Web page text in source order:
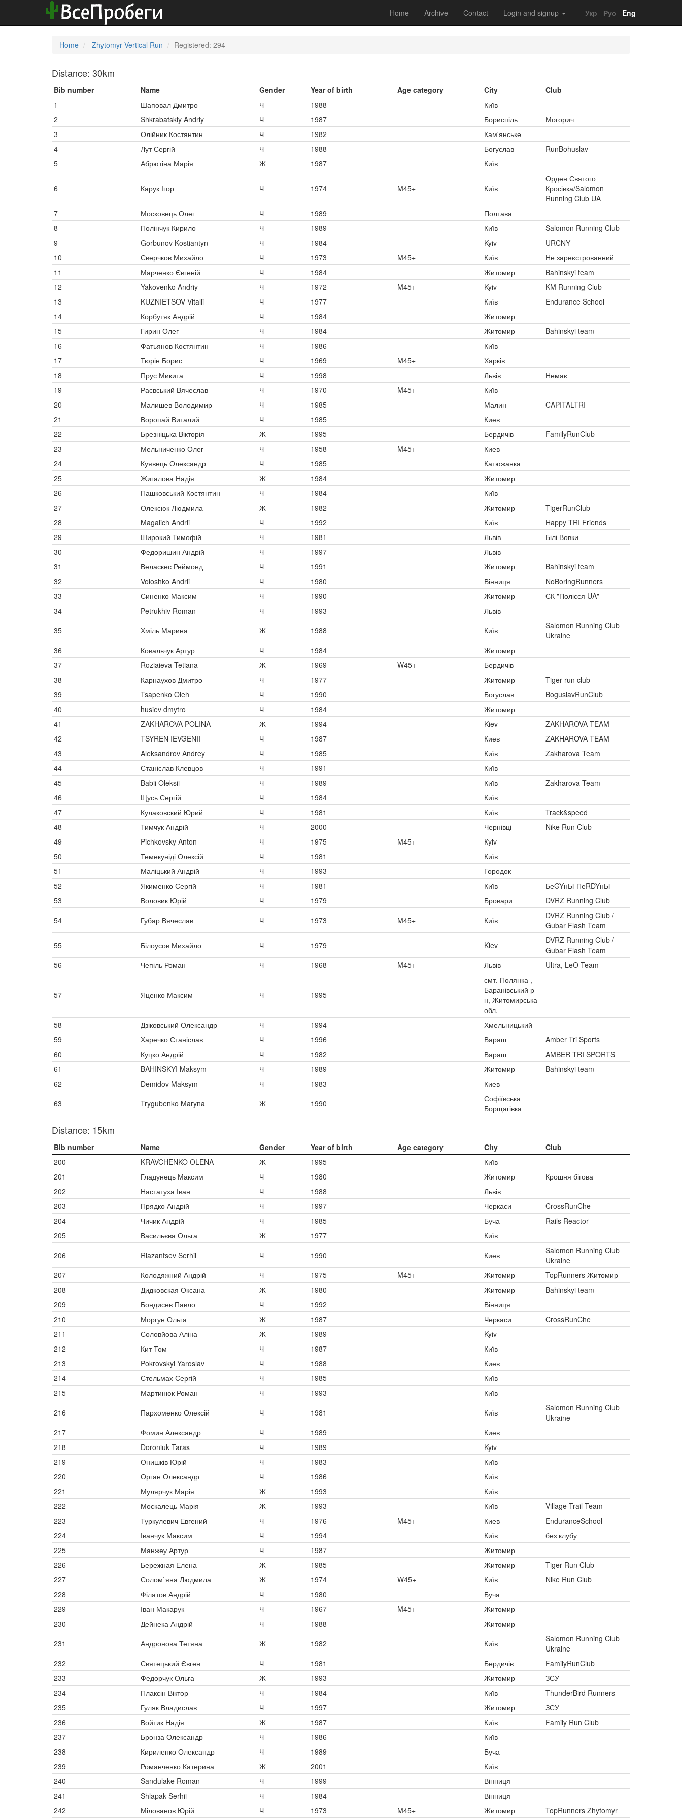
Home Archive Contact Login and signup Укр Рус Eng
Home Zhytomyr Vertical Run Registered: 294
Distance: 30km
Bib number Name Gender Year of birth Age category City
Club
1
Шаповал Дмитро Ч 1988
Київ
2
Shkrabatskiy Andriy Ч 1987 Бориспіль
Могорич
3
Олійник Костянтин Ч 1982
Кам'янське
4
Лут Сергій Ч 1988 Богуслав
RunBohuslav
5
Абрютіна Марія Ж 1987 Київ
6 Карук Ігор Ч 1974 M45+ Київ
Орден Святого
Кросівка/Salomon
Running Club UA
7
Московець Олег Ч 1989
Полтава
8
Полінчук Кирило Ч 1989 Київ
Salomon Running Club
9
Gorbunov Kostiantyn Ч 1984 Kyiv
URCNY
10
Сверчков Михайло Ч 1973 M45+ Київ
Не зареєстрованний
11
Марченко Євгеній Ч 1984 Житомир
Bahinskyi team
12
Yakovenko Andriy Ч 1972 M45+ Kyiv
KM Running Club
13
KUZNIETSOV Vitalii Ч 1977 Київ
Endurance School
14
Корбутяк Андрій Ч 1984
Житомир
15
Гирин Олег Ч 1984 Житомир
Bahinskyi team
16
Фатьянов Костянтин Ч 1986
Київ
17
Тюрін Борис Ч 1969 M45+
Харків
18
Прус Микита Ч 1998 Львів
Немає
19
Раєвський Вячеслав Ч 1970 M45+
Київ
20
Малишев Володимир Ч 1985 Малин
CAPITALTRI
21
Воропай Виталий Ч 1985
Киев
22
Брезніцька Вікторія Ж 1995 Бердичів
FamilyRunClub
23
Мельниченко Олег Ч 1958 M45+
Киев
24
Куявець Олександр Ч 1985
Катюжанка
25
Жигалова Надія Ж 1984
Житомир
26
Пашковський Костянтин Ч 1984
Київ
27
Олексюк Людмила Ж 1982 Житомир
TigerRunClub
28
Magalich Andrii Ч 1992 Київ
Happy TRI Friends
29
Широкий Тимофій Ч 1981 Львів
Білі Вовки
30
Федоришин Андрій Ч 1997
Львів
31
Веласкес Реймонд Ч 1991 Житомир
Bahinskyi team
32
Voloshko Andrii Ч 1980 Вінниця
NoBoringRunners
33
Синенко Максим Ч 1990 Житомир
СК "Полісся UA"
34
Petrukhiv Roman Ч 1993
Львів
35
Хміль Марина Ж 1988 Київ
Salomon Running Club
Ukraine
36
Ковальчук Артур Ч 1984
Житомир
37
Roziaieva Tetiana Ж 1969 W45+
Бердичів
38
Карнаухов Дмитро Ч 1977 Житомир
Tiger run club
39
Tsapenko Oleh Ч 1990 Богуслав
BoguslavRunClub
40
husiev dmytro Ч 1984
Житомир
41
ZAKHAROVA POLINA Ж 1994 Kiev
ZAKHAROVA TEAM
42
TSYREN IEVGENII Ч 1987 Киев
ZAKHAROVA TEAM
43
Aleksandrov Andrey Ч 1985 Київ
Zakharova Team
44
Станіслав Клевцов Ч 1991
Київ
45
Babii Oleksii Ч 1989 Київ
Zakharova Team
46
Щусь Сергій Ч 1984
Київ
47
Кулаковский Юрий Ч 1981 Київ
Track&speed
48
Тимчук Андрій Ч 2000 Чернівці
Nike Run Club
49
Pichkovsky Anton Ч 1975 M45+
Кyiv
50
Темекуніді Олексій Ч 1981
Київ
51
Маліцький Андрій Ч 1993
Городок
52
Якименко Сергій Ч 1981 Київ
БеGYнЫ-ПеRDYнЫ
53
Воловик Юрій Ч 1979 Бровари
DVRZ Running Club
54
Губар Вячеслав Ч 1973 M45+ Київ
DVRZ Running Club /
Gubar Flash Team
55
Білоусов Михайло Ч 1979 Kiev
DVRZ Running Club /
Gubar Flash Team
56
Чепіль Роман Ч 1968 M45+ Львів Ultra, LeO-Team
57 Яценко Максим Ч 1995
смт. Полянка ,
Баранівський р-
н, Житомирська
обл.
58
Дзіковський Олександр Ч 1994
Хмельницький
59
Харечко Станіслав Ч 1996 Вараш
Amber Tri Sports
60
Куцко Андрій Ч 1982 Вараш
AMBER TRI SPORTS
61
BAHINSKYI Maksym Ч 1989 Житомир
Bahinskyi team
62
Demidov Maksym Ч 1983
Киев
63
Trygubenko Maryna Ж 1990
Софіївська
Борщагівка
Distance: 15km
Bib number Name Gender Year of birth Age category City
Club
200
KRAVCHENKO OLENA Ж 1995
Київ
201
Гладунець Максим Ч 1980 Житомир
Крошня бігова
202
Настатуха Іван Ч 1988
Львів
203
Прядко Андрій Ч 1997 Черкаси
CrossRunChe
204
Чичик Андрiй Ч 1985 Буча
Rails Reactor
205
Васильєва Ольга Ж 1977
Київ
206
Riazantsev Serhii Ч 1990 Киев
Salomon Running Club
Ukraine
207
Колодяжний Андрій Ч 1975 M45+ Житомир
TopRunners Житомир
208
Дидковская Оксана Ж 1980 Житомир
Bahinskyi team
209
Бондисев Павло Ч 1992
Вінниця
210
Моргун Ольга Ж 1987 Черкаси
CrossRunChe
211
Соловйова Аліна Ж 1989
Kyiv
212
Кит Том Ч 1987
Київ
213
Pokrovskyi Yaroslav Ч 1988
Киев
214
Стельмах Сергiй Ч 1985
Київ
215
Мартинюк Роман Ч 1993
Київ
216
Пархоменко Олексій Ч 1981 Київ
Salomon Running Club
Ukraine
217
Фомин Александр Ч 1989
Киев
218
Doroniuk Taras Ч 1989
Kyiv
219
Онишків Юрій Ч 1983
Київ
220
Орган Олександр Ч 1986
Київ
221
Мулярчук Марія Ж 1993
Київ
222
Москалець Марія Ж 1993 Київ
Village Trail Team
223
Туркулевич Евгений Ч 1976 M45+ Киев
EnduranceSchool
224
Іванчук Максим Ч 1994 Київ
без клубу
225
Манжеу Артур Ч 1987
Житомир
226
Бережная Елена Ж 1985 Житомир
Tiger Run Club
227
Солом`яна Людмила Ж 1974 W45+ Київ
Nike Run Club
228
Філатов Андрій Ч 1980
Буча
229
Іван Макарук Ч 1967 M45+ Житомир
--
230
Дейнека Андрій Ч 1988
Житомир
231
Андронова Тетяна Ж 1982 Київ
Salomon Running Club
Ukraine
232
Святецький Євген Ч 1981 Бердичів
FamilyRunClub
233
Федорчук Ольга Ж 1993 Житомир
ЗСУ
234
Плаксін Віктор Ч 1984 Київ
ThunderBird Runners
235
Гуляк Владислав Ч 1997 Житомир
ЗСУ
236
Войтик Надія Ж 1987 Київ
Family Run Club
237
Бронза Олександр Ч 1986
Київ
238
Кириленко Олександр Ч 1989
Буча
239
Романченко Катерина Ж 2001
Київ
240
Sandulake Roman Ч 1999
Вінниця
241
Shlapak Serhii Ч 1984
Вінниця
242
Мілованов Юрій Ч 1973 M45+ Житомир TopRunners Zhytomyr